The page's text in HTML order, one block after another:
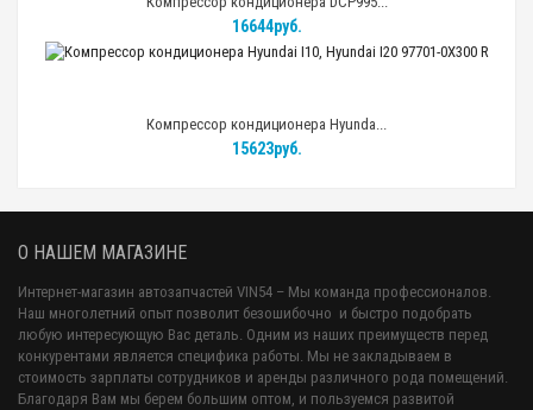
16644руб.
Компрессор кондиционера Hyunda...
15623руб.
О НАШЕМ МАГАЗИНЕ
Интернет-магазин автозапчастей VIN54 – Мы команда профессионалов.
Наш многолетний опыт позволит безошибочно и быстро подобрать
любую интересующую Вас деталь. Одним из наших преимуществ перед
конкурентами является специфика работы. Мы не закладываем в
стоимость зарплаты сотрудников и аренды различного рода помещений.
Благодаря Вам мы берем большим оптом, и пользуемся развитой